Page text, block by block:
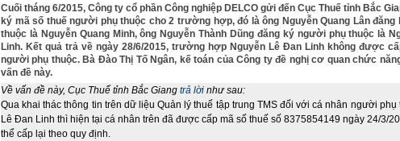
Cuối tháng 6/2015, Công ty cổ phần Công nghiệp DELCO gửi đến Cục Thuế tỉnh Bắc
ký mã số thuế người phụ thuộc cho 2 trường hợp, đó là ông Nguyễn Quang Lân
thuộc là Nguyễn Quang Minh, ông Nguyễn Thành Dũng đăng ký người phụ thuộc là
Linh. Kết quả trả về ngày 28/6/2015, trường hợp Nguyễn Lê Đan Linh không được
người phụ thuộc. Bà Đào Thị Tố Ngân, kế toán của Công ty đề nghị cơ quan chức
vấn đề này.
Về vấn đề này, Cục Thuế tỉnh Bắc Giang trả lời như sau:
Qua khai thác thông tin trên dữ liệu Quản lý thuế tập trung TMS đối với cá nhân người phụ
Lê Đan Linh thì hiện tại cá nhân trên đã được cấp mã số thuế số 8375854149 ngày 24/3/
thể cấp lại theo quy định.